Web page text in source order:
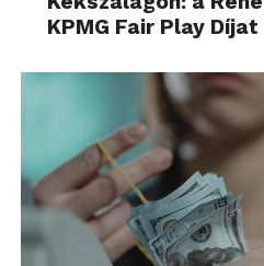
KPMG Fair Play Díjat